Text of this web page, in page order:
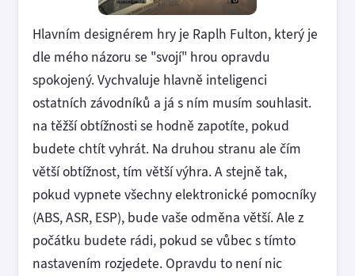
Hlavním designérem hry je Raplh Fulton, který je
dle mého názoru se "svojí" hrou opravdu
spokojený. Vychvaluje hlavně inteligenci
ostatních závodníků a já s ním musím souhlasit.
na těžší obtížnosti se hodně zapotíte, pokud
budete chtít vyhrát. Na druhou stranu ale čím
větší obtížnost, tím větší výhra. A stejně tak,
pokud vypnete všechny elektronické pomocníky
(ABS, ASR, ESP), bude vaše odměna větší. Ale z
počátku budete rádi, pokud se vůbec s tímto
nastavením rozjedete. Opravdu to není nic